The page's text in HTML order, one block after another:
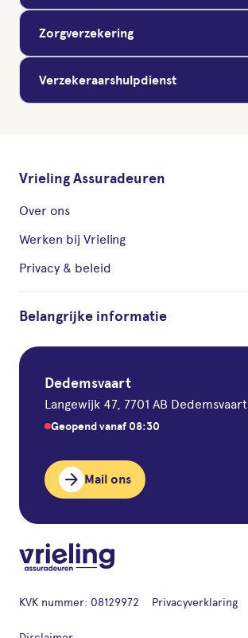
Zorgverzekering
Verzekeraarshulpdienst
Vrieling Assuradeuren
Over ons
Werken bij Vrieling
Privacy & beleid
Belangrijke informatie
Dedemsvaart
Langewijk 47, 7701 AB Dedemsvaart
Geopend vanaf 08:30
arrow_forward Mail ons
KVK nummer: 08129972 Privacyverklaring